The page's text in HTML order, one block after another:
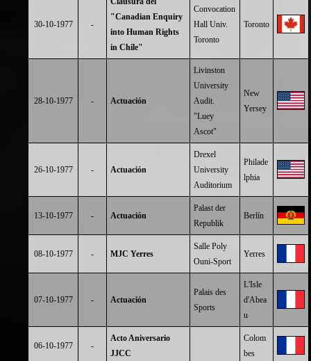
30-10-1977 -
"Canadian Enquiry
into Human Rights
in Chile"
Convocation
Hall Univ.
Toronto
Toronto
28-10-1977 - Actuación
Livinston
University
Audit.
"Luey
Ascot"
New
Yersey
26-10-1977 - Actuación
Drexel
University
Auditorium
Philade
lphia
13-10-1977 - Actuación
Palast der
Republik
Berlín
08-10-1977 - MJC Yerres
Salle Poly
Ouni-Sport
Yerres
07-10-1977 - Actuación
Palais des
Sports
L'Isle
d'Abea
u
06-10-1977 -
Acto Aniversario
JJCC
Colom
bes